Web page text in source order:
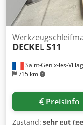
Saint-Genix-les-
715 km
DECKELS11
Preisinfo
Zustand: sehr gut